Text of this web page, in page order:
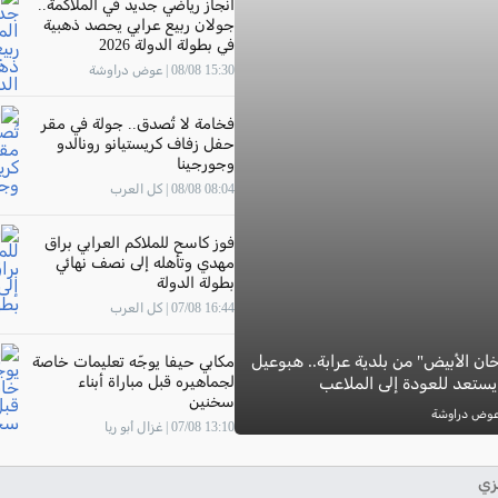
الأبيض" من بلدية عرابة.. هبوعيل
للعودة إلى الملاعب
انجاز رياضي جديد في الملاكمة..
جولان ربيع عرابي يحصد ذهبية
في بطولة الدولة 2026
15:30 08/08 | عوض دراوشة
فخامة لا تُصدق.. جولة في مقر
حفل زفاف كريستيانو رونالدو
وجورجينا
08:04 08/08 | كل العرب
فوز كاسح للملاكم العرابي براق
مهدي وتأهله إلى نصف نهائي
بطولة الدولة
16:44 07/08 | كل العرب
مكابي حيفا يوجّه تعليمات خاصة
لجماهيره قبل مباراة أبناء
سخنين
13:10 07/08 | غزال أبو ريا